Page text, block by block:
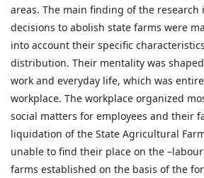
areas. The main finding of the research
decisions to abolish state farms were
into account their specific
distribution. Their mentality was
work and everyday life, which was
workplace. The workplace organized
social matters for employees and their
liquidation of the State Agricultural
unable to find their place on the
farms established on the basis of the